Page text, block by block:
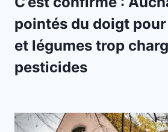
pointés du doigt
et légumes trop
pesticides